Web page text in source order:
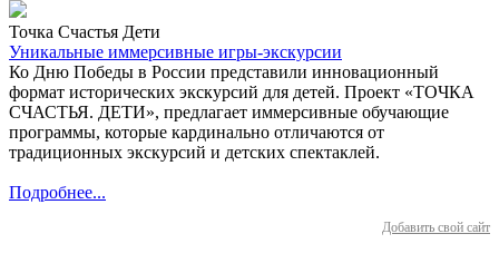
Точка Счастья Дети
Уникальные иммерсивные игры-экскурсии
Ко Дню Победы в России представили инновационный
формат исторических экскурсий для детей. Проект «ТОЧКА
СЧАСТЬЯ. ДЕТИ», предлагает иммерсивные обучающие
программы, которые кардинально отличаются от
традиционных экскурсий и детских спектаклей.
Подробнее...
Добавить свой сайт